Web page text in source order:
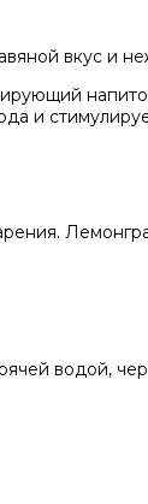
вкус и
и
водой,